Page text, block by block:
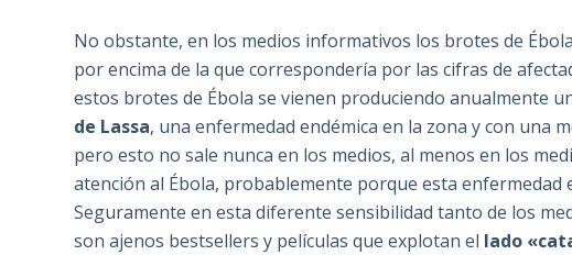
No obstante, en los medios informativos los brotes de
por encima de la que correspondería por las cifras de
estos brotes de Ébola se vienen produciendo anualmente
de Lassa, una enfermedad endémica en la zona y con una
pero esto no sale nunca en los medios, al menos en los
atención al Ébola, probablemente porque esta enfermedad
Seguramente en esta diferente sensibilidad tanto de los
son ajenos bestsellers y películas que explotan el lado